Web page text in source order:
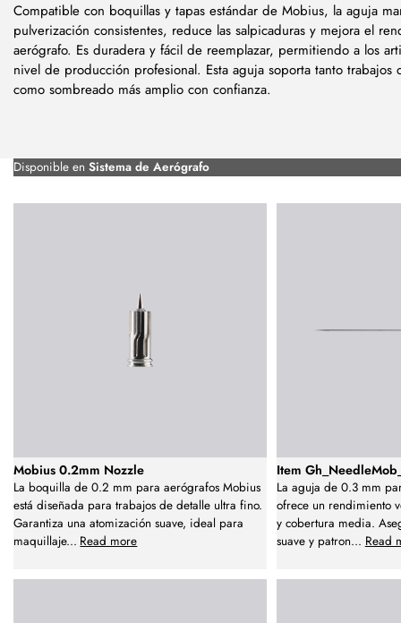
Compatible con boquillas y tapas estándar de Mobius, la aguja
pulverización consistentes, reduce las salpicaduras y mejora el
aerógrafo. Es duradera y fácil de reemplazar, permitiendo a los
nivel de producción profesional. Esta aguja soporta tanto trabajos
como sombreado más amplio con confianza.
Disponible en Sistema de Aerógrafo
Mobius 0.2mm Nozzle
La boquilla de 0.2 mm para aerógrafos Mobius
está diseñada para trabajos de detalle ultra fino.
Garantiza una atomización suave, ideal para
maquillaje... Read more
Item
La aguja de 0.3 mm
ofrece un rendimiento
y cobertura media.
suave y patron... Read